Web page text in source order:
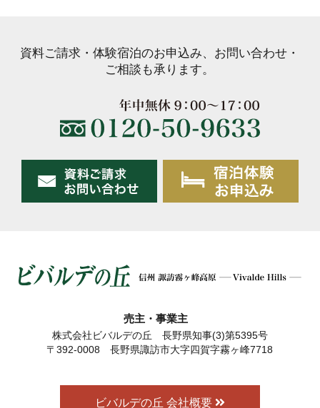
資料ご請求・体験宿泊のお申込み、お問い合わせ・
ご相談も承ります。
売主・事業主
株式会社ビバルデの丘 長野県知事(3)第5395号
〒392-0008 長野県諏訪市大字四賀字霧ヶ峰7718
ビバルデの丘 会社概要